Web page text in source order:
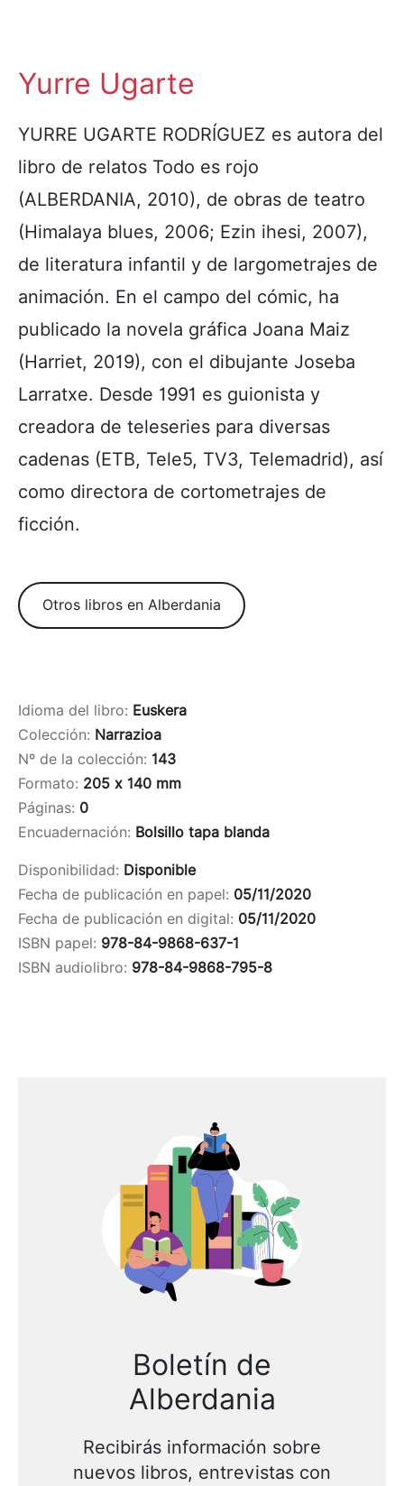
Yurre Ugarte
YURRE UGARTE RODRÍGUEZ es autora del
libro de relatos Todo es rojo
(ALBERDANIA, 2010), de obras de teatro
(Himalaya blues, 2006; Ezin ihesi, 2007),
de literatura infantil y de largometrajes de
animación. En el campo del cómic, ha
publicado la novela gráfica Joana Maiz
(Harriet, 2019), con el dibujante Joseba
Larratxe. Desde 1991 es guionista y
creadora de teleseries para diversas
cadenas (ETB, Tele5, TV3, Telemadrid), así
como directora de cortometrajes de
ficción.
Otros libros en Alberdania
Idioma del libro: Euskera
Colección: Narrazioa
Nº de la colección: 143
Formato: 205 x 140 mm
Páginas: 0
Encuadernación: Bolsillo tapa blanda
Disponibilidad: Disponible
Fecha de publicación en papel: 05/11/2020
Fecha de publicación en digital: 05/11/2020
ISBN papel: 978-84-9868-637-1
ISBN audiolibro: 978-84-9868-795-8
Boletín de
Alberdania
Recibirás información sobre
nuevos libros, entrevistas con